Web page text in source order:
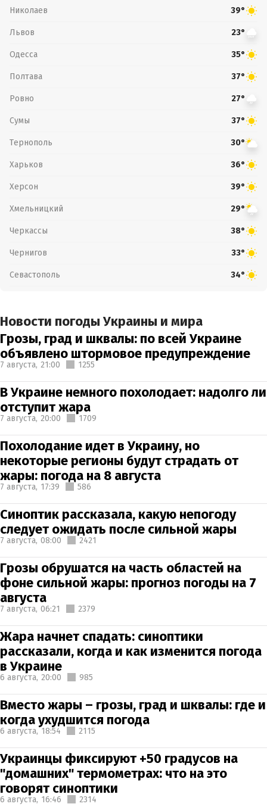
Николаев 39°
Львов 23°
Одесса 35°
Полтава 37°
Ровно 27°
Сумы 37°
Тернополь 30°
Харьков 36°
Херсон 39°
Хмельницкий 29°
Черкассы 38°
Чернигов 33°
Севастополь 34°
Новости погоды Украины и мира
Грозы, град и шквалы: по всей Украине
объявлено штормовое предупреждение
7 августа, 21:00 1255
В Украине немного похолодает: надолго ли
отступит жара
7 августа, 20:00 1709
Похолодание идет в Украину, но
некоторые регионы будут страдать от
жары: погода на 8 августа
7 августа, 17:39 586
Синоптик рассказала, какую непогоду
следует ожидать после сильной жары
7 августа, 08:00 2421
Грозы обрушатся на часть областей на
фоне сильной жары: прогноз погоды на 7
августа
7 августа, 06:21 2379
Жара начнет спадать: синоптики
рассказали, когда и как изменится погода
в Украине
6 августа, 20:00 985
Вместо жары – грозы, град и шквалы: где и
когда ухудшится погода
6 августа, 18:54 2115
Украинцы фиксируют +50 градусов на
"домашних" термометрах: что на это
говорят синоптики
6 августа, 16:46 2314